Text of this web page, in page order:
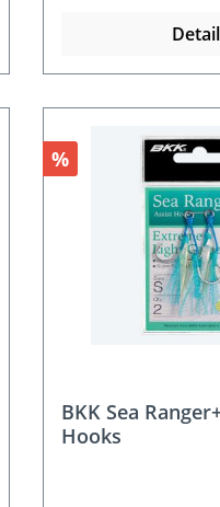
Rabatt
%
BKK Sea
Hooks